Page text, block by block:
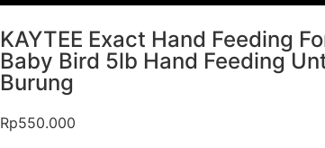
KAYTEE Exact Hand Feeding
Baby Bird 5lb Hand Feeding
Burung
Rp550.000